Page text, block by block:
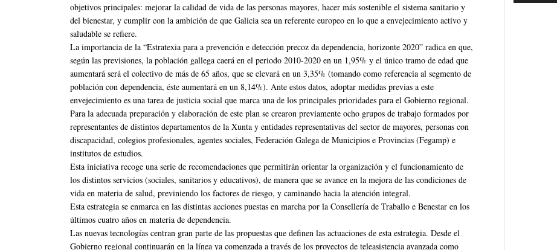
objetivos principales: mejorar la calidad de vida de las personas mayores, hacer más sostenible el sistema sanitario y
del bienestar, y cumplir con la ambición de que Galicia sea un referente europeo en lo que a envejecimiento activo y
saludable se refiere.
La importancia de la “Estratexia para a prevención e detección precoz da dependencia, horizonte 2020” radica en que,
según las previsiones, la población gallega caerá en el periodo 2010-2020 en un 1,95% y el único tramo de edad que
aumentará será el colectivo de más de 65 años, que se elevará en un 3,35% (tomando como referencia al segmento de
población con dependencia, éste aumentará en un 8,14%). Ante estos datos, adoptar medidas previas a este
envejecimiento es una tarea de justicia social que marca una de los principales prioridades para el Gobierno regional.
Para la adecuada preparación y elaboración de este plan se crearon previamente ocho grupos de trabajo formados por
representantes de distintos departamentos de la Xunta y entidades representativas del sector de mayores, personas con
discapacidad, colegios profesionales, agentes sociales, Federación Galega de Municipios e Provincias (Fegamp) e
institutos de estudios.
Esta iniciativa recoge una serie de recomendaciones que permitirán orientar la organización y el funcionamiento de
los distintos servicios (sociales, sanitarios y educativos), de manera que se avance en la mejora de las condiciones de
vida en materia de salud, previniendo los factores de riesgo, y caminando hacia la atención integral.
Esta estrategia se enmarca en las distintas acciones puestas en marcha por la Consellería de Traballo e Benestar en los
últimos cuatro años en materia de dependencia.
Las nuevas tecnologías centran gran parte de las propuestas que definen las actuaciones de esta estrategia. Desde el
Gobierno regional continuarán en la línea ya comenzada a través de los proyectos de teleasistencia avanzada como